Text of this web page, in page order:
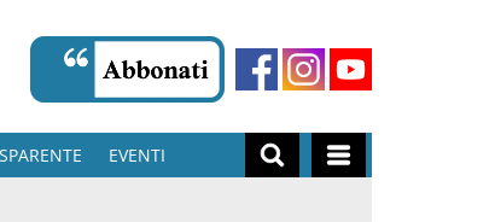
EVENTI